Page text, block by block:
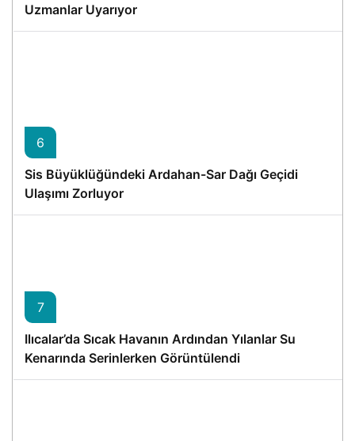
Uzmanlar Uyarıyor
6
Sis Büyüklüğündeki Ardahan-Sar Dağı Geçidi
Ulaşımı Zorluyor
7
Ilıcalar’da Sıcak Havanın Ardından Yılanlar Su
Kenarında Serinlerken Görüntülendi